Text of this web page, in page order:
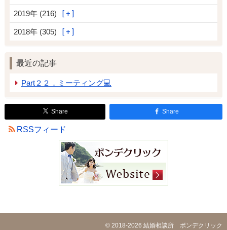
2019年 (216)
2018年 (305)
最近の記事
Part２２．ミーティング💻
Share Share
RSSフィード
© 2018-2026 結婚相談所 ボンデクリック